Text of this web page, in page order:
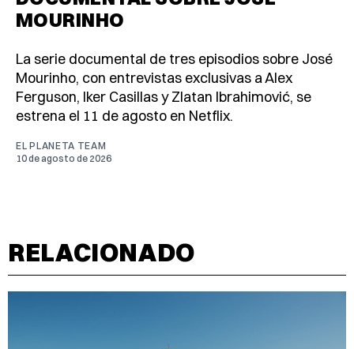
MOURINHO
La serie documental de tres episodios sobre José
Mourinho, con entrevistas exclusivas a Alex
Ferguson, Iker Casillas y Zlatan Ibrahimović, se
estrena el 11 de agosto en Netflix.
EL PLANETA TEAM
10 de agosto de 2026
RELACIONADO